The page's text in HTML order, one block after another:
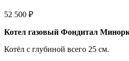
52 500 ₽
Котел газовый Фондитал
Котёл с глубиной всего 25 см.